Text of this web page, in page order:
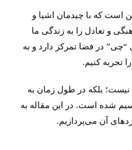
است که با چیدمان اشیا و
و تعادل را به زندگی ما
“چی” در فضا تمرکز دارد و به
تجربه کنیم.
نیست؛ بلکه در طول زمان به
شده است. در این مقاله به
آن می‌پردازیم.